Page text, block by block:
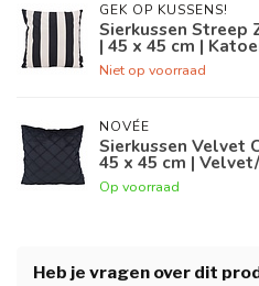
GEK OP KUSSENS!
Sierkussen Streep
| 45 x 45 cm |
Niet op voorraad
NOVÉE
Sierkussen Velvet
45 x 45 cm |
Op voorraad
Heb je vragen over dit